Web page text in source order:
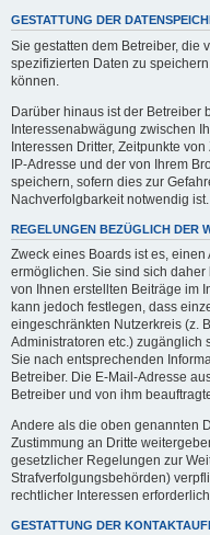
GESTATTUNG DER
Sie gestatten dem Betreiber, die
spezifizierten Daten zu
können.
Darüber hinaus ist der Betreiber
Interessenabwägung zwischen
Interessen Dritter, Zeitpunkte
IP-Adresse und der von Ihrem
speichern, sofern dies zur
Nachverfolgbarkeit notwendig ist.
REGELUNGEN BEZÜGLICH DER
Zweck eines Boards ist es,
ermöglichen. Sie sind sich
von Ihnen erstellten Beiträge im
kann jedoch festlegen, dass
eingeschränkten Nutzerkreis (z.
Administratoren etc.) zugänglich
Sie nach entsprechenden
Betreiber. Die E-Mail-Adresse
Betreiber und von ihm
Andere als die oben genannten
Zustimmung an Dritte
gesetzlicher Regelungen zur
Strafverfolgungsbehörden)
rechtlicher Interessen erforderlich
GESTATTUNG DER